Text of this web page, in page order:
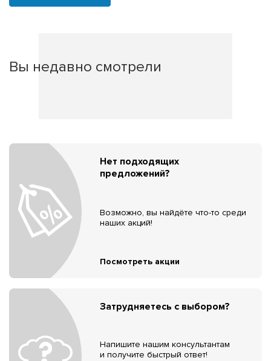
Вы недавно смотрели
Нет подходящих
предложений?
Возможно, вы найдёте что-то среди
наших акций!
Посмотреть акции
Затрудняетесь с выбором?
Напишите нашим консультантам
и получите быстрый ответ!